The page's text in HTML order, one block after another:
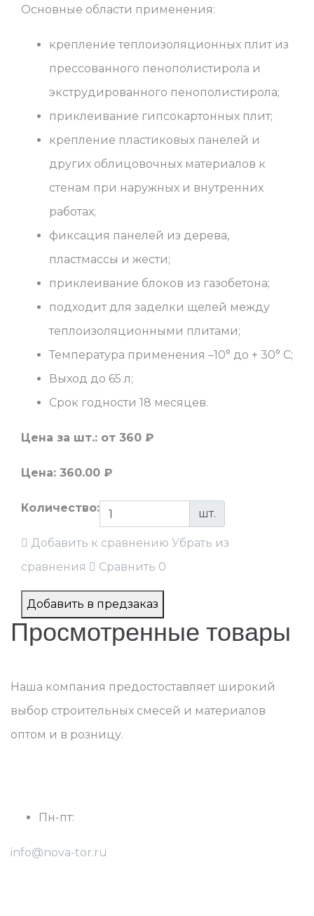
Основные области применения:
крепление теплоизоляционных плит из
прессованного пенополистирола и
экструдированного пенополистирола;
приклеивание гипсокартонных плит;
крепление пластиковых панелей и
других облицовочных материалов к
стенам при наружных и внутренних
работах;
фиксация панелей из дерева,
пластмассы и жести;
приклеивание блоков из газобетона;
подходит для заделки щелей между
теплоизоляционными плитами;
Температура применения –10° до + 30° С;
Выход до 65 л;
Срок годности 18 месяцев.
Цена за шт.: от 360 ₽
Цена: 360.00 ₽
Количество: шт.
Добавить к сравнению Убрать из
сравнения
Сравнить 0
Добавить в предзаказ
Просмотренные товары
Наша компания предостоставляет широкий
выбор строительных смесей и материалов
оптом и в розницу.
Пн-пт:
info@nova-tor.ru